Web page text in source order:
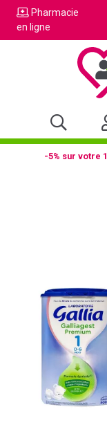
Pharmacie
en ligne
-5% sur votre 1